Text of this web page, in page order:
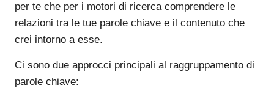
per te che per i motori di ricerca comprendere le
relazioni tra le tue parole chiave e il contenuto che
crei intorno a esse.
Ci sono due approcci principali al raggruppamento di
parole chiave: